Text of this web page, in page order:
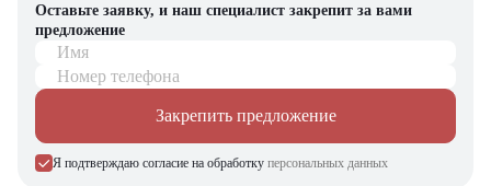
складах и логистических комплексах;
производственных предприятиях;
строительных площадках;
транспортных терминалах;
объектах с ограниченным пространством для маневра техники.
Почему стоит выбрать Zauberg DS25?
Дизельный вилочный погрузчик Zauberg DS25 сочетает мощность,
Оставьте заявку, и наш специалист закрепит за вами
предложение
Имя
Номер телефона
Закрепить предложение
Я подтверждаю согласие на обработку персональных данных